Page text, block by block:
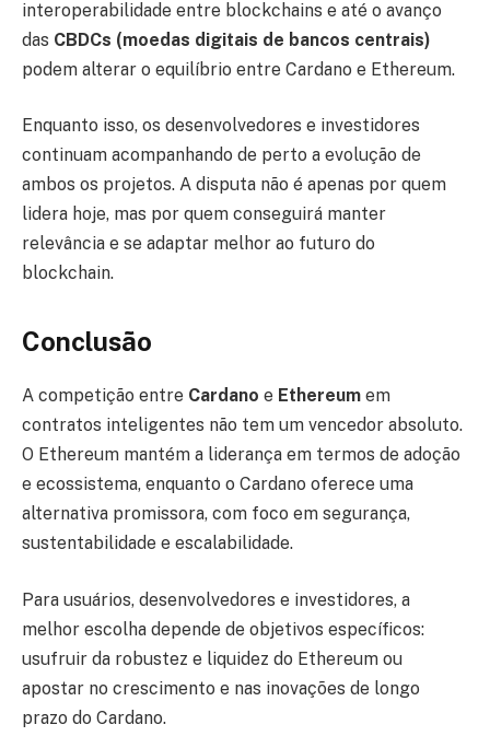
interoperabilidade entre blockchains e até o avanço
das CBDCs (moedas digitais de bancos centrais)
podem alterar o equilíbrio entre Cardano e Ethereum.
Enquanto isso, os desenvolvedores e investidores
continuam acompanhando de perto a evolução de
ambos os projetos. A disputa não é apenas por quem
lidera hoje, mas por quem conseguirá manter
relevância e se adaptar melhor ao futuro do
blockchain.
Conclusão
A competição entre Cardano e Ethereum em
contratos inteligentes não tem um vencedor absoluto.
O Ethereum mantém a liderança em termos de adoção
e ecossistema, enquanto o Cardano oferece uma
alternativa promissora, com foco em segurança,
sustentabilidade e escalabilidade.
Para usuários, desenvolvedores e investidores, a
melhor escolha depende de objetivos específicos:
usufruir da robustez e liquidez do Ethereum ou
apostar no crescimento e nas inovações de longo
prazo do Cardano.